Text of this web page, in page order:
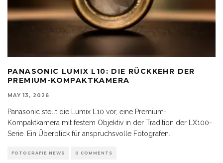
PANASONIC LUMIX L10: DIE RÜCKKEHR DER
PREMIUM-KOMPAKTKAMERA
MAY 13, 2026
Panasonic stellt die Lumix L10 vor, eine Premium-
Kompaktkamera mit festem Objektiv in der Tradition der LX100-
Serie. Ein Überblick für anspruchsvolle Fotografen.
FOTOGRAFIE NEWS 0 COMMENTS